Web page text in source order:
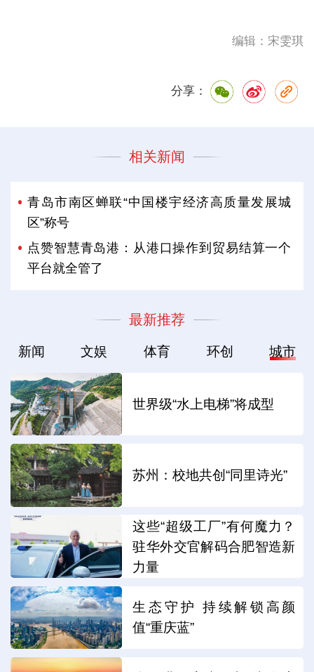
编辑：宋雯琪
分享：
相关新闻
青岛市南区蝉联“中国楼宇经济高质量发展城
区”称号
点赞智慧青岛港：从港口操作到贸易结算一个
平台就全管了
最新推荐
新闻 文娱 体育 环创 城市
世界级“水上电梯”将成型
苏州：校地共创“同里诗光”
这些“超级工厂”有何魔力？
驻华外交官解码合肥智造新
力量
生态守护 持续解锁高颜
值“重庆蓝”